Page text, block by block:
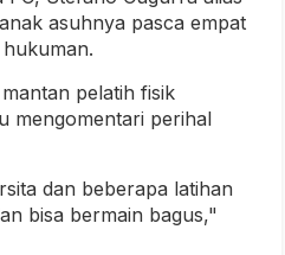
asuhnya pasca empat
pelatih fisik
mengomentari perihal
dan beberapa latihan
bisa bermain bagus,"